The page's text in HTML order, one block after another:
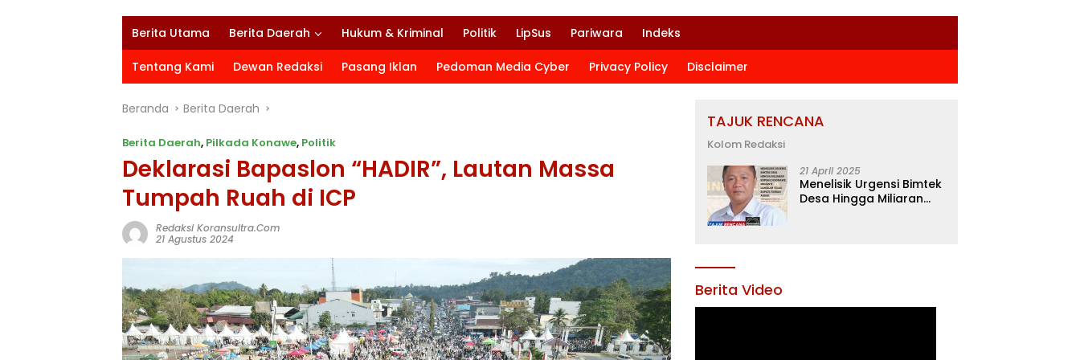
Berita Utama Berita Daerah Hukum & Kriminal Politik LipSus Pariwara Indeks
Tentang Kami Dewan Redaksi Pasang Iklan Pedoman Media Cyber Privacy Policy Disclaimer
Beranda Berita Daerah
Berita Daerah, Pilkada Konawe, Politik
Deklarasi Bapaslon “HADIR”, Lautan Massa
Tumpah Ruah di ICP
Redaksi Koransultra.com
21 Agustus 2024
TAJUK RENCANA
Kolom Redaksi
21 April 2025
Menelisik Urgensi Bimtek
Desa Hingga Miliaran
Berita Video